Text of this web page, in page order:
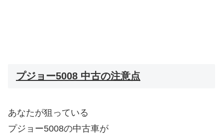
プジョー5008 中古の注意点
あなたが狙っている
プジョー5008の中古車が